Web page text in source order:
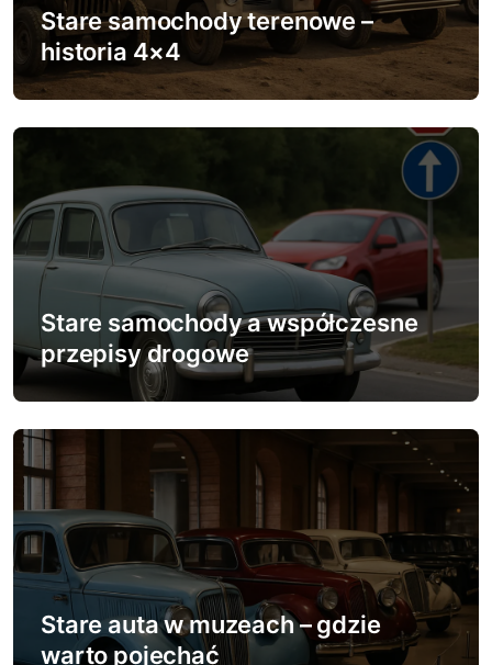
w
p
i
u
Stare samochody terenowe –
historia 4×4
Stare samochody a współczesne
przepisy drogowe
Stare auta w muzeach – gdzie
warto pojechać